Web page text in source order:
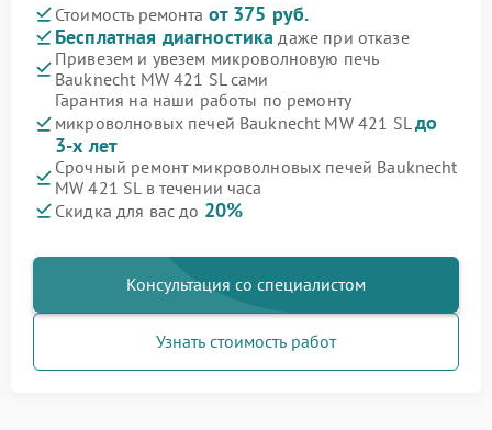
Стоимость ремонта от 375 руб.
Бесплатная диагностика даже при отказе
Привезем и увезем микроволновую печь
Bauknecht MW 421 SL сами
Гарантия на наши работы по ремонту
микроволновых печей Bauknecht MW 421 SLдо
3-х лет
Срочный ремонт микроволновых печей Bauknecht
MW 421 SL в течении часа
Скидка для вас до 20%
Консультация со специалистом
Узнать стоимость работ